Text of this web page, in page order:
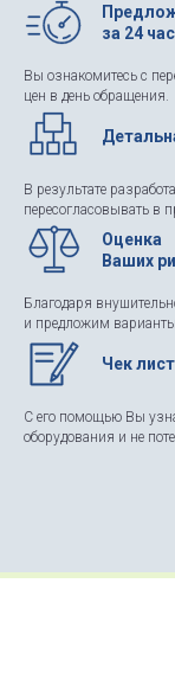
за 24
Вы ознакомитесь с
цен в день обращения.
В результате
пересогласовывать в
Оценка
Ваших
Благодаря
и предложим
Чек
С его помощью Вы
оборудования и не